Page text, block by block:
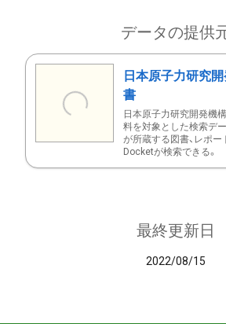
データの提供
日本原子力研究
書
日本原子力研究開発機
料を対象とした検索デ
が所蔵する図書、レポー
Docketが検索できる。
最終更新日
2022/08/15